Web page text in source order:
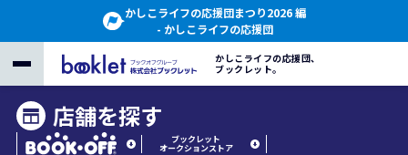
かしこライフの応援団まつり2026 編
- かしこライフの応援団
かしこライフの応援団、
ブックレット。
店舗を探す
ブックレット
オークションストア